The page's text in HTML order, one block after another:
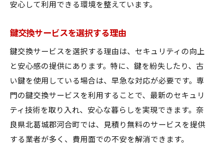
安心して利用できる環境を整えています。
鍵交換サービスを選択する理由
鍵交換サービスを選択する理由は、セキュリティの向上
と安心感の提供にあります。特に、鍵を紛失したり、古
い鍵を使用している場合は、早急な対応が必要です。専
門の鍵交換サービスを利用することで、最新のセキュリ
ティ技術を取り入れ、安心な暮らしを実現できます。奈
良県北葛城郡河合町では、見積り無料のサービスを提供
する業者が多く、費用面での不安を解消できます。